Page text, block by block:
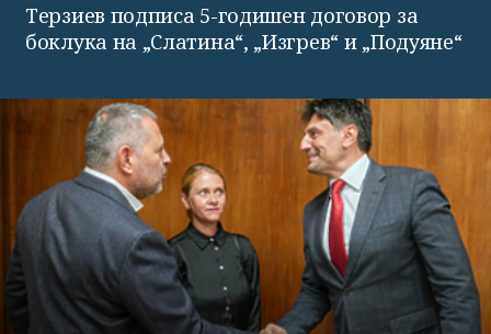
Терзиев подписа 5-годишен договор за
боклука на „Слатина“, „Изгрев“ и „Подуяне“